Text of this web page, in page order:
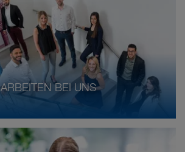
ARBEITEN BEI UNS